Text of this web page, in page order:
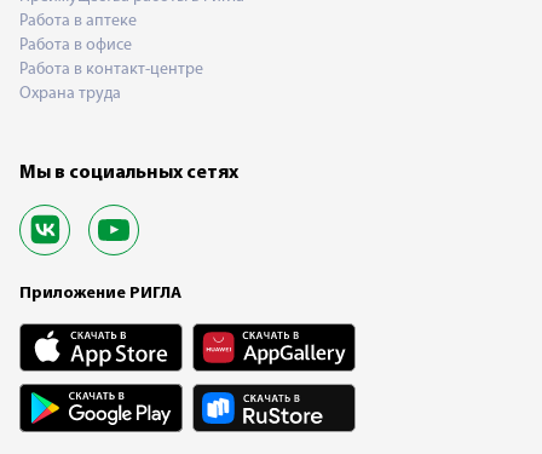
Работа в аптеке
Работа в офисе
Работа в контакт-центре
Охрана труда
Мы в социальных сетях
Приложение РИГЛА